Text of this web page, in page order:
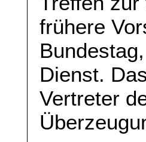
frühere
Dienst.
Vertreter